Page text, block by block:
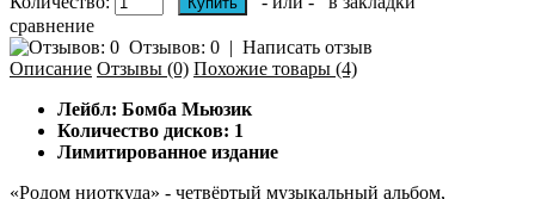
сравнение
Отзывов: 0 | Написать отзыв
Описание Отзывы (0) Похожие товары (4)
Лейбл: Бомба Мьюзик
Количество дисков: 1
Лимитированное издание
«Родом ниоткуда» - четвёртый музыкальный альбом,